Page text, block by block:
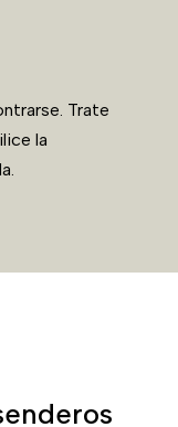
Trate
la